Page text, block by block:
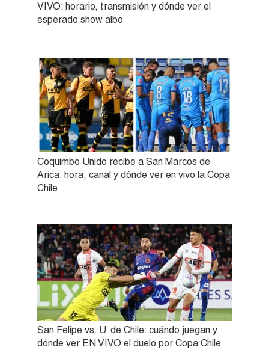
VIVO: horario, transmisión y dónde ver el
esperado show albo
Coquimbo Unido recibe a San Marcos de
Arica: hora, canal y dónde ver en vivo la Copa
Chile
San Felipe vs. U. de Chile: cuándo juegan y
dónde ver EN VIVO el duelo por Copa Chile